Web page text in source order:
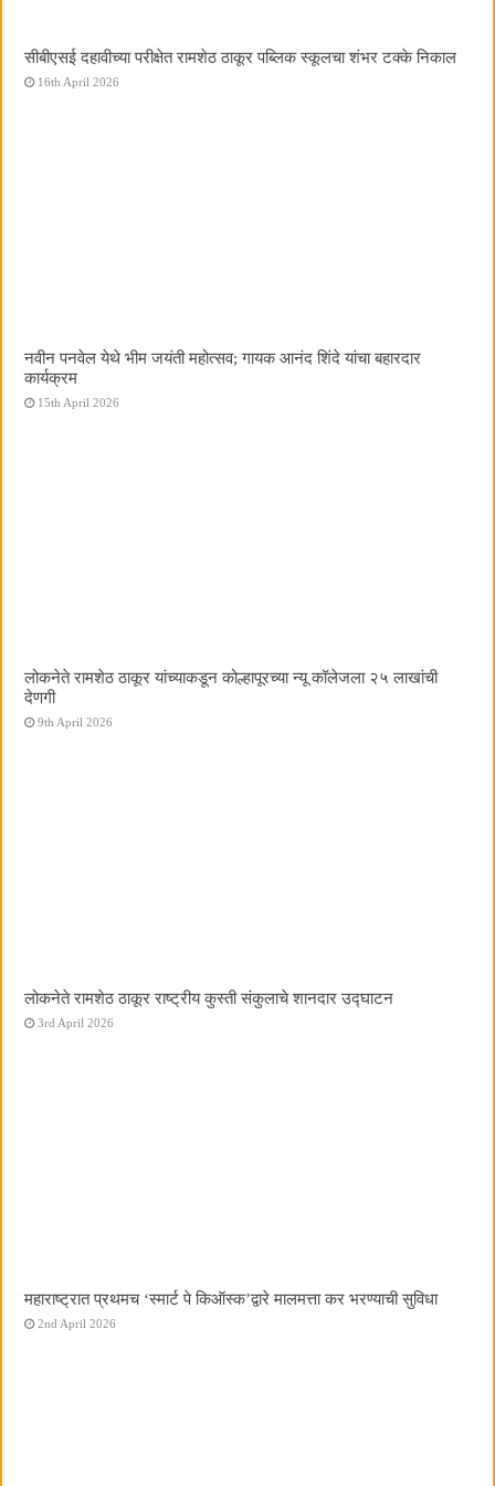
सीबीएसई दहावीच्या परीक्षेत रामशेठ ठाकूर पब्लिक स्कूलचा शंभर टक्के निकाल
16th April 2026
नवीन पनवेल येथे भीम जयंती महोत्सव; गायक आनंद शिंदे यांचा बहारदार
कार्यक्रम
15th April 2026
लोकनेते रामशेठ ठाकूर यांच्याकडून कोल्हापूरच्या न्यू कॉलेजला २५ लाखांची
देणगी
9th April 2026
लोकनेते रामशेठ ठाकूर राष्ट्रीय कुस्ती संकुलाचे शानदार उद्घाटन
3rd April 2026
महाराष्ट्रात प्रथमच ‌‘स्मार्ट पे किऑस्क‌’द्वारे मालमत्ता कर भरण्याची सुविधा
2nd April 2026